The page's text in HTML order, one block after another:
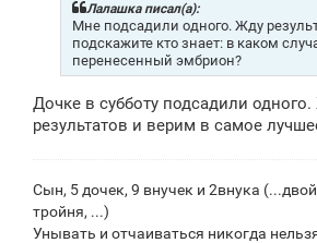
Лалашка писал(а):
Мне подсадили одного. Жду
подскажите кто знает: в каком
перенесенный эмбрион?
Дочке в субботу подсадили
результатов и верим в самое
Сын, 5 дочек, 9 внучек и 2внука
тройня, ...)
Унывать и отчаиваться никогда